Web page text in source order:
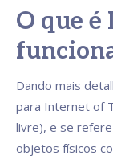
O que é
Dando mais
para Internet of
livre), e se
objetos físicos